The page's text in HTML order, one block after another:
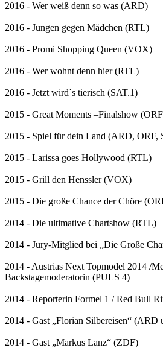
2016 - Wer weiß denn so was (ARD)
2016 - Jungen gegen Mädchen (RTL)
2016 - Promi Shopping Queen (VOX)
2016 - Wer wohnt denn hier (RTL)
2016 - Jetzt wird´s tierisch (SAT.1)
2015 - Great Moments –Finalshow
2015 - Spiel für dein Land (ARD, ORF,
2015 - Larissa goes Hollywood (RTL)
2015 - Grill den Henssler (VOX)
2015 - Die große Chance der Chöre
2014 - Die ultimative Chartshow (RTL)
2014 - Jury-Mitglied bei „Die Große
2014 - Austrias Next Topmodel 2014 /
Backstagemoderatorin (PULS 4)
2014 - Reporterin Formel 1 / Red Bull
2014 - Gast „Florian Silbereisen“ (ARD
2014 - Gast „Markus Lanz“ (ZDF)